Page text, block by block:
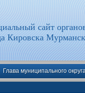
сайт
Кировска
Глава муниципального